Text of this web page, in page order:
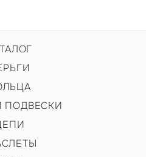
ПОДВЕСКИ